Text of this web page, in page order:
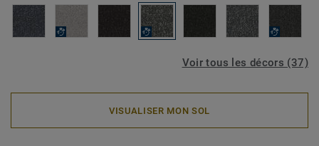
Voir tous les décors (37)
VISUALISER MON SOL